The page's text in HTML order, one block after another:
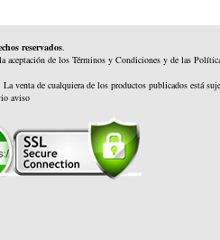
reservados
aceptación de los Términos y Condiciones y de las
venta de cualquiera de los productos publicados está
aviso